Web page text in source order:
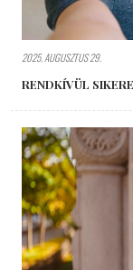
2025. AUGUSZTUS 29.
RENDKÍVÜL